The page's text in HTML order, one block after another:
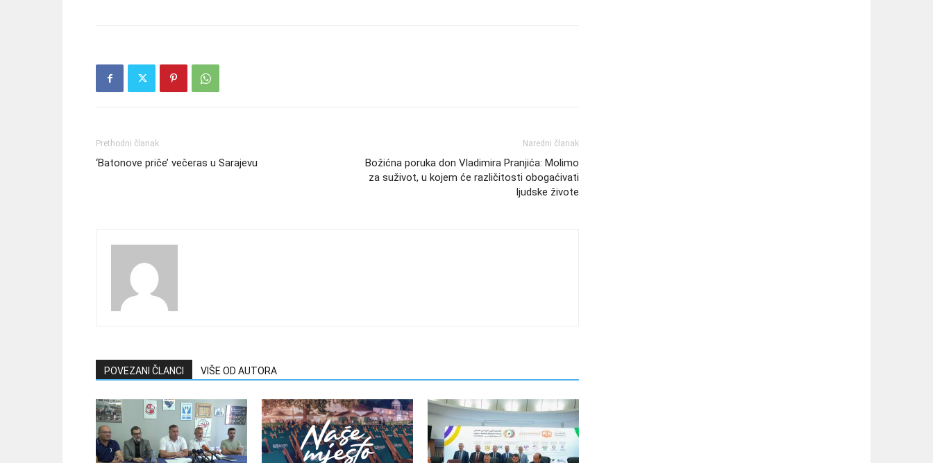
Prethodni članak
‘Batonove priče’ večeras u Sarajevu
Naredni članak
Božićna poruka don Vladimira Pranjića: Molimo
za suživot, u kojem će različitosti obogaćivati
ljudske živote
POVEZANI ČLANCI VIŠE OD AUTORA